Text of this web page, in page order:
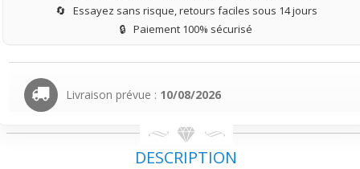
🔄 Essayez sans risque, retours faciles sous 14 jours
🔒 Paiement 100% sécurisé
Livraison prévue : 10/08/2026
DESCRIPTION